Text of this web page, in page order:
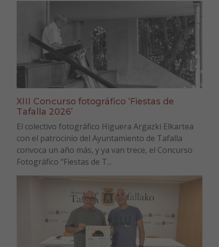
XIII Concurso fotográfico ‘Fiestas de
Tafalla 2026’
El colectivo fotográfico Higuera Argazki Elkartea
con el patrocinio del Ayuntamiento de Tafalla
convoca un año más, y ya van trece, el Concurso
Fotográfico “Fiestas de T...